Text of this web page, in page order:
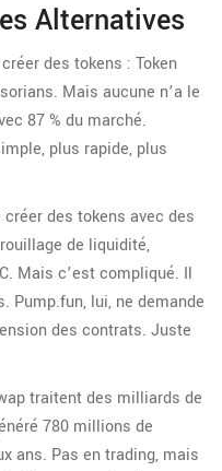
Alternatives
des tokens : Token
Mais aucune n’a le
87 % du marché.
plus rapide, plus
créer des tokens avec des
de liquidité,
Mais c’est compliqué. Il
Pump.fun, lui, ne demande
des contrats. Juste
traitent des milliards de
780 millions de
ans. Pas en trading, mais